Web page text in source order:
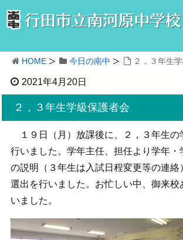
HOME 今日の南中 ２，３年生
2021年4月20日
２，３年生学級保護者会
１９日（月）放課後に、２，３年生の
行いました。学年主任、担任より学年・
の説明（３年生は入試日程変更等の連絡
選出を行いました。お忙しい中、御来校
いました。